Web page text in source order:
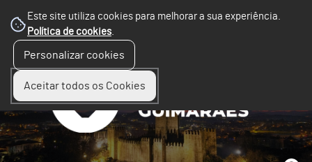
Este site utiliza cookies para melhorar a sua experiência.
Política de cookies.
Personalizar cookies
Aceitar todos os Cookies